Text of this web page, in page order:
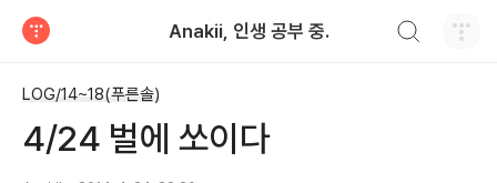
Anakii, 인생 공부 중.
LOG/14~18(푸른솔)
4/24 벌에 쏘이다